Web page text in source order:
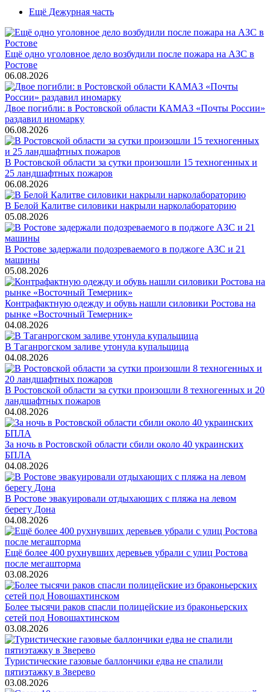
Ещё Дежурная часть
Ещё одно уголовное дело возбудили после пожара на АЗС в
Ростове
06.08.2026
Двое погибли: в Ростовской области КАМАЗ «Почты России»
раздавил иномарку
06.08.2026
В Ростовской области за сутки произошли 15 техногенных и
25 ландшафтных пожаров
06.08.2026
В Белой Калитве силовики накрыли нарколабораторию
05.08.2026
В Ростове задержали подозреваемого в поджоге АЗС и 21
машины
05.08.2026
Контрафактную одежду и обувь нашли силовики Ростова на
рынке «Восточный Темерник»
04.08.2026
В Таганрогском заливе утонула купальщица
04.08.2026
В Ростовской области за сутки произошли 8 техногенных и 20
ландшафтных пожаров
04.08.2026
За ночь в Ростовской области сбили около 40 украинских
БПЛА
04.08.2026
В Ростове эвакуировали отдыхающих с пляжа на левом
берегу Дона
04.08.2026
Ещё более 400 рухнувших деревьев убрали с улиц Ростова
после мегашторма
03.08.2026
Более тысячи раков спасли полицейские из браконьерских
сетей под Новошахтинском
03.08.2026
Туристические газовые баллончики едва не спалили
пятиэтажку в Зверево
03.08.2026